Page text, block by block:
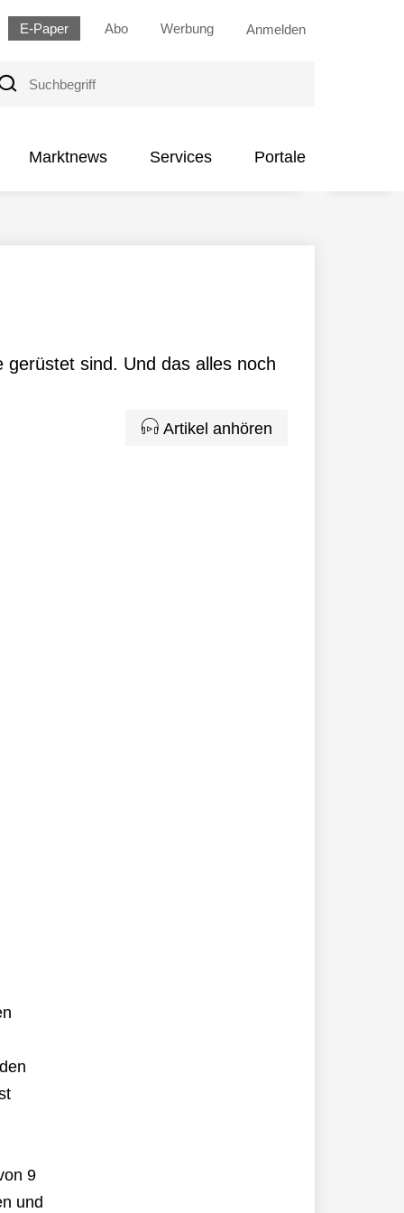
E-Paper Abo Werbung Anmelden
Marktnews Services Portale
sind. Und das alles noch
Artikel anhören
9
und